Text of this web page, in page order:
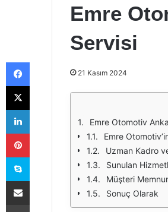
Emre
Servisi
21 Kasım 2024
Emre Otomotiv
Emre
Uzman Kadro
Sunulan
Müşteri
Sonuç Olarak
Facebook
X
LinkedIn
Pinterest
Skype
E-Posta ile paylaş